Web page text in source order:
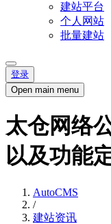
建站平台
个人网站
批量建站
登录
Open main menu
太仓网络
以及功能
AutoCMS
/
建站资讯